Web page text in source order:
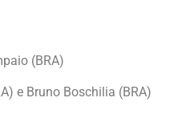
(BRA)
e Bruno Boschilia (BRA)